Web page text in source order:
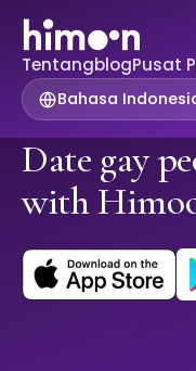
TentangblogPusat
Bahasa
Date gay
with